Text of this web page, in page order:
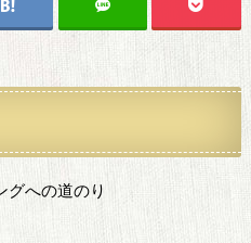
グへの道のり